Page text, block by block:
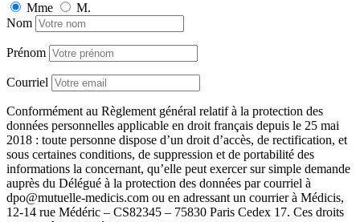
Mme
M.
Nom
Prénom
Courriel
Conformément au Règlement général relatif à la protection des
données personnelles applicable en droit français depuis le 25 mai
2018 : toute personne dispose d’un droit d’accès, de rectification, et
sous certaines conditions, de suppression et de portabilité des
informations la concernant, qu’elle peut exercer sur simple demande
auprès du Délégué à la protection des données par courriel à
dpo@mutuelle-medicis.com ou en adressant un courrier à Médicis,
12-14 rue Médéric – CS82345 – 75830 Paris Cedex 17. Ces droits